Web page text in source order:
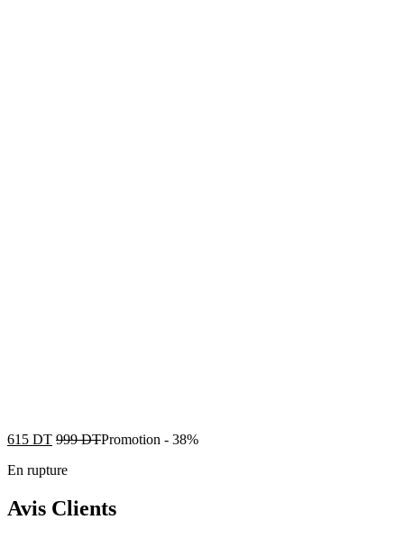
615 DT 999DTPromotion - 38%
En rupture
Avis Clients